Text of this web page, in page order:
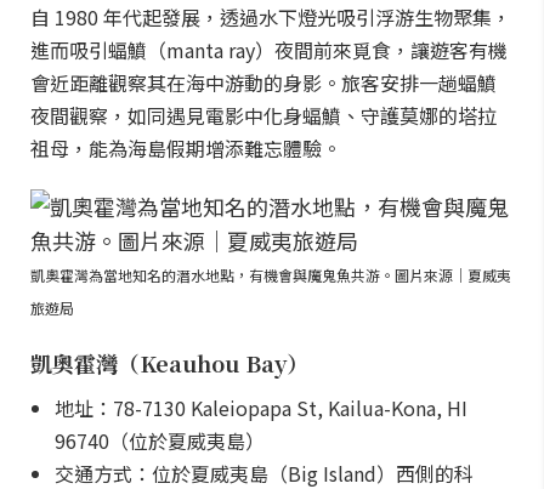
自 1980 年代起發展，透過水下燈光吸引浮游生物聚集，
進而吸引蝠鱝（manta ray）夜間前來覓食，讓遊客有機
會近距離觀察其在海中游動的身影。旅客安排一趟蝠鱝
夜間觀察，如同遇見電影中化身蝠鱝、守護莫娜的塔拉
祖母，能為海島假期增添難忘體驗。
凱奧霍灣為當地知名的潛水地點，有機會與魔鬼魚共游。圖片來源｜夏威夷
旅遊局
凱奧霍灣（Keauhou Bay）
地址：78-7130 Kaleiopapa St, Kailua-Kona, HI
96740（位於夏威夷島）
交通方式：位於夏威夷島（Big Island）西側的科